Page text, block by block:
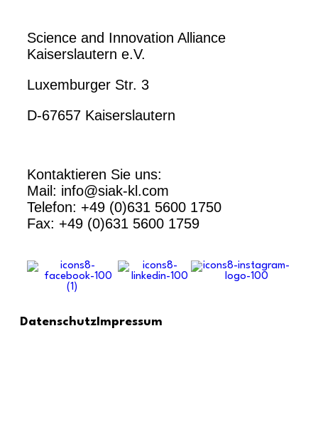
Science and Innovation Alliance
Kaiserslautern e.V.
Luxemburger Str. 3
D-67657 Kaiserslautern
Kontaktieren Sie uns:
Mail: info@siak-kl.com
Telefon: +49 (0)631 5600 1750
Fax: +49 (0)631 5600 1759
Datenschutz Impressum